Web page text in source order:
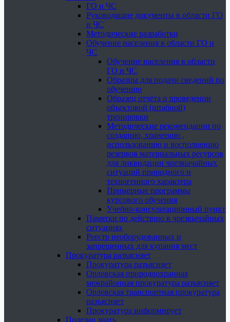
ГО и ЧС
Руководящие документы в области ГО
и ЧС
Методические разработки
Обучение населения в области ГО и
ЧС
Обучение населения в области
ГО и ЧС
Образцы для подачи сведений по
обучению
Образец отчёта о проведении
объектовой (штабной)
тренировки
Методические рекомендации по
созданию, хранению ,
использованию и восполнению
резервов материальных ресурсов
для ликвидации чрезвычайных
ситуаций природного и
техногенного характера
Примерные программы
курсового обучения
Учебно-консультационный пункт
Памятки по действию в чрезвычайных
ситуациях
Реестр необорудованных и
запрещенных для купания мест
Прокуратура разъясняет
Прокуратура разъясняет
Орловская природоохранная
межрайонная прокуратура разъясняет
Орловская транспортная прокуратура
разъясняет
Прокуратура информирует
Полезно знать